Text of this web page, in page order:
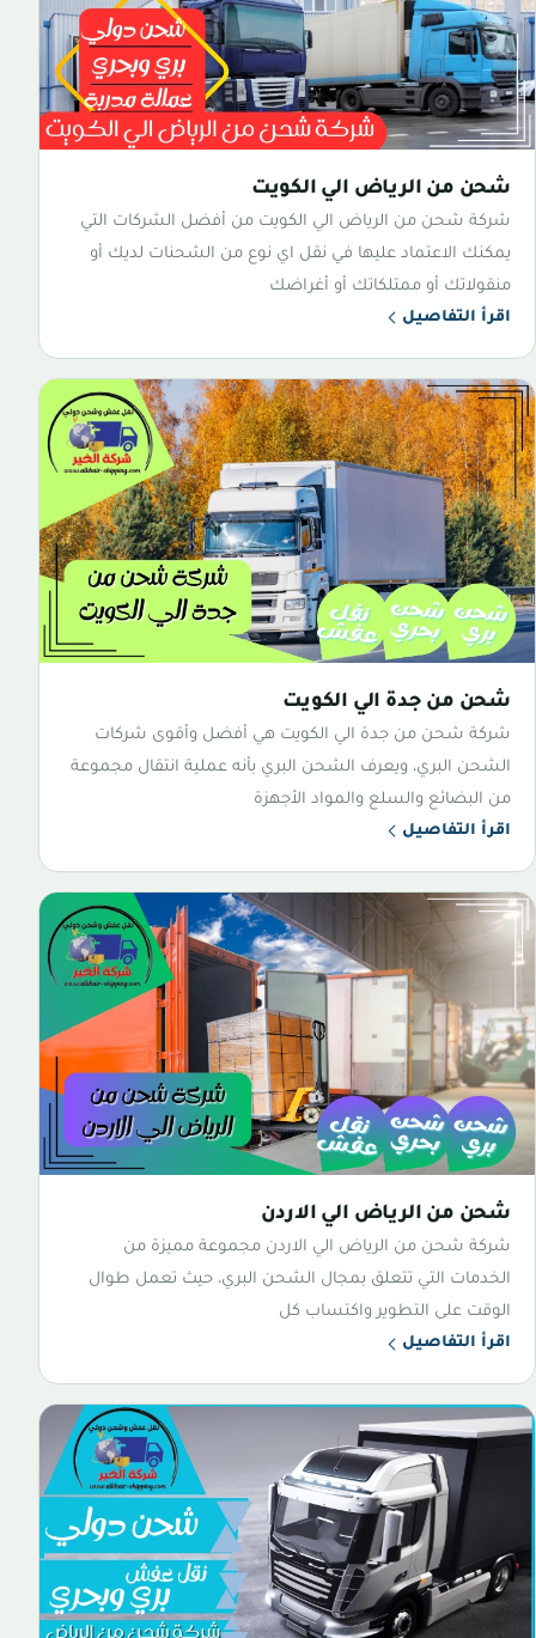
شحن من الرياض الي الكويت
شركة شحن من الرياض الي الكويت من أفضل الشركات التي
يمكنك الاعتماد عليها في نقل اي نوع من الشحنات لديك أو
منقولاتك أو ممتلكاتك أو أغراضك
اقرأ التفاصيل
شحن من جدة الي الكويت
شركة شحن من جدة الي الكويت هي أفضل وأقوى شركات
الشحن البري، ويعرف الشحن البري بأنه عملية انتقال مجموعة
من البضائع والسلع والمواد الأجهزة
اقرأ التفاصيل
شحن من الرياض الي الاردن
شركة شحن من الرياض الي الاردن مجموعة مميزة من
الخدمات التي تتعلق بمجال الشحن البري، حيث تعمل طوال
الوقت على التطوير واكتساب كل
اقرأ التفاصيل